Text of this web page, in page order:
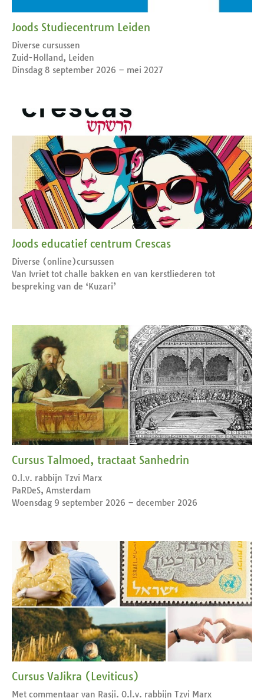
Joods Studiecentrum Leiden
Diverse cursussen
Zuid-Holland, Leiden
Dinsdag 8 september 2026 – mei 2027
Joods educatief centrum Crescas
Diverse (online)cursussen
Van Ivriet tot challe bakken en van kerstliederen tot
bespreking van de ‘Kuzari’
Cursus Talmoed, tractaat Sanhedrin
O.l.v. rabbijn Tzvi Marx
PaRDeS, Amsterdam
Woensdag 9 september 2026 – december 2026
Cursus VaJikra (Leviticus)
Met commentaar van Rasji. O.l.v. rabbijn Tzvi Marx